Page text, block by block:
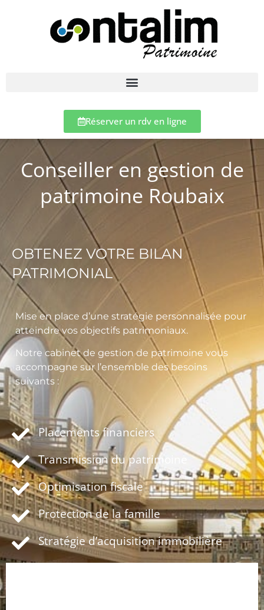
Réserver un rdv en ligne
Conseiller en gestion de
patrimoine Roubaix
OBTENEZ VOTRE BILAN
PATRIMONIAL
Mise en place d’une stratégie personnalisée pour
atteindre vos objectifs patrimoniaux.
Notre cabinet de gestion de patrimoine vous
accompagne sur l’ensemble des besoins
suivants :
Placements financiers
Transmission du patrimoine
Optimisation fiscale
Protection de la famille
Stratégie d’acquisition immobilière